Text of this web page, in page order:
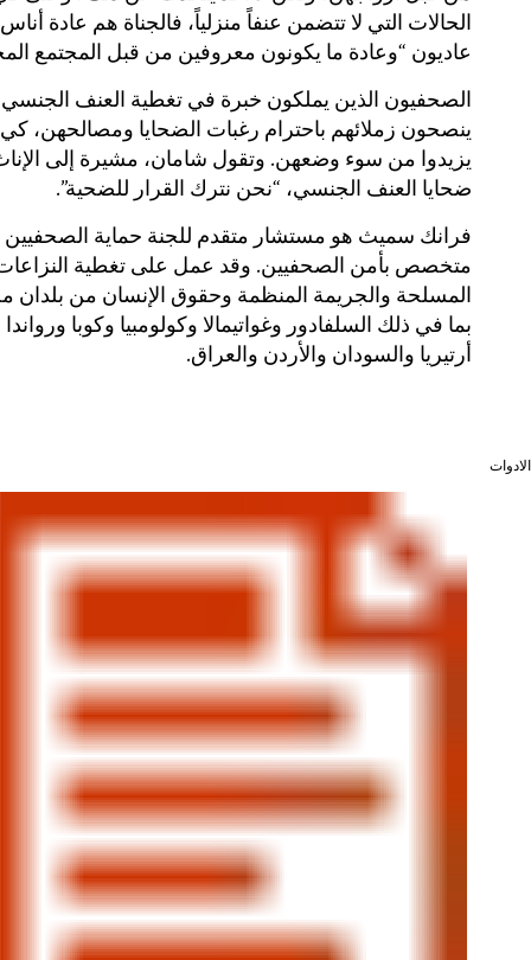
الحالات التي لا تتضمن عنفاً منزلياً، فالجناة هم عادة أناس
عاديون “وعادة ما يكونون معروفين من قبل المجتمع
الصحفيون الذين يملكون خبرة في تغطية العنف الجنسي
ينصحون زملائهم باحترام رغبات الضحايا ومصالحهن، كي
يزيدوا من سوء وضعهن. وتقول شامان، مشيرة إلى
ضحايا العنف الجنسي، “نحن نترك القرار للضحية”.
فرانك سميث هو مستشار متقدم للجنة حماية الصحفيين
متخصص بأمن الصحفيين. وقد عمل على تغطية
المسلحة والجريمة المنظمة وحقوق الإنسان من بلدان
بما في ذلك السلفادور وغواتيمالا وكولومبيا وكوبا ورواندا
أرتيريا والسودان والأردن والعراق.
الادوات